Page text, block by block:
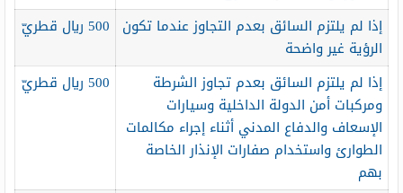
إذا لم يلتزم السائق بعدم التجاوز عندما تكون
الرؤية غير واضحة
500 ريال قطريّ
إذا لم يلتزم السائق بعدم تجاوز الشرطة
ومركبات أمن الدولة الداخلية وسيارات
الإسعاف والدفاع المدني أثناء إجراء مكالمات
الطوارئ واستخدام صفارات الإنذار الخاصة
بهم
500 ريال قطريّ